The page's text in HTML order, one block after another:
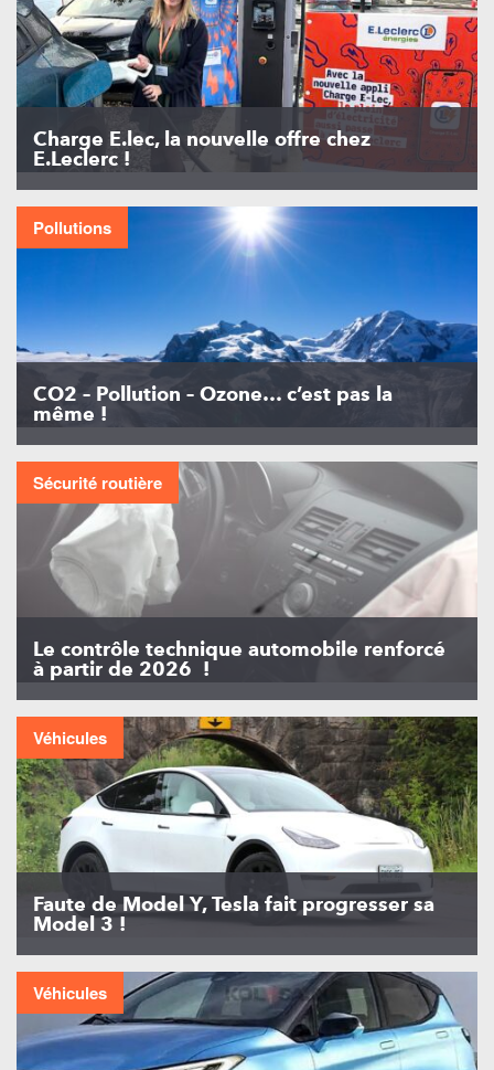
Charge E.lec, la nouvelle offre chez
E.Leclerc !
Pollutions
CO2 – Pollution – Ozone… c’est pas la
même !
Sécurité routière
Le contrôle technique automobile renforcé
à partir de 2026 !
Véhicules
Faute de Model Y, Tesla fait progresser sa
Model 3 !
Véhicules